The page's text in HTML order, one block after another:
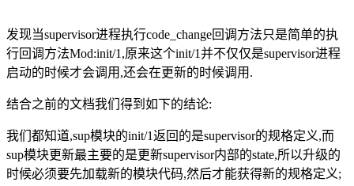
发现当supervisor进程执行code_change回调方法只是简单的执
行回调方法Mod:init/1,原来这个init/1并不仅仅是supervisor进程
启动的时候才会调用,还会在更新的时候调用.
结合之前的文档我们得到如下的结论:
我们都知道,sup模块的init/1返回的是supervisor的规格定义,而
sup模块更新最主要的是更新supervisor内部的state,所以升级的
时候必须要先加载新的模块代码,然后才能获得新的规格定义;